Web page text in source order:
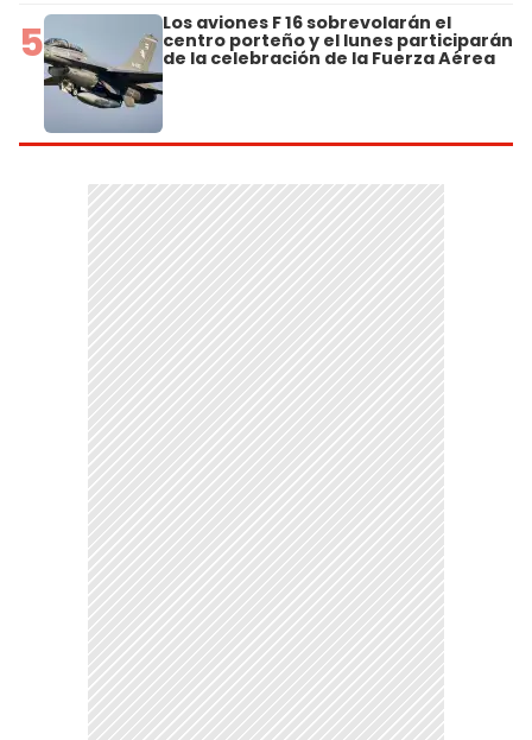
5 Los aviones F 16 sobrevolarán el
centro porteño y el lunes participarán
de la celebración de la Fuerza Aérea